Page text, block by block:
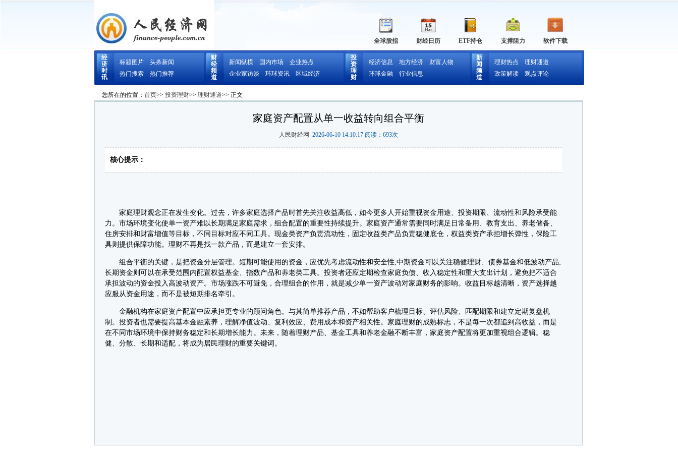
软件下载
支撑阻力
ETF持仓
财经日历
全球股指
经
济
时
讯
标题图片
头条新闻
热门搜索
热门推荐
财
经
频
道
新闻纵横 国内市场
企业热点
企业家访谈
环球资讯 区域经济
投
资
理
财
经济信息 地方经济
财富人物
环球金融
行业信息
新
闻
频
道
理财热点
理财通道
政策解读
观点评论
您所在的位置： 首页>> 投资理财>> 理财通道>> 正文
家庭资产配置从单一收益转向组合平衡
人民财经网 2026-06-10 14:10:17 阅读： 693次
核心提示：
家庭理财观念正在发生变化。过去，许多家庭选择产品时首先关注收益高低，如今更多人开始重视资金用途、投资期限、流动性和风险承受能
力。市场环境变化使单一资产难以长期满足家庭需求，组合配置的重要性持续提升。家庭资产通常需要同时满足日常备用、教育支出、养老储备、
住房安排和财富增值等目标，不同目标对应不同工具。现金类资产负责流动性，固定收益类产品负责稳健底仓，权益类资产承担增长弹性，保险工
具则提供保障功能。理财不再是找一款产品，而是建立一套安排。
组合平衡的关键，是把资金分层管理。短期可能使用的资金，应优先考虑流动性和安全性;中期资金可以关注稳健理财、债券基金和低波动产品;
长期资金则可以在承受范围内配置权益基金、指数产品和养老类工具。投资者还应定期检查家庭负债、收入稳定性和重大支出计划，避免把不适合
承担波动的资金投入高波动资产。市场涨跌不可避免，合理组合的作用，就是减少单一资产波动对家庭财务的影响。收益目标越清晰，资产选择越
应服从资金用途，而不是被短期排名牵引。
金融机构在家庭资产配置中应承担更专业的顾问角色。与其简单推荐产品，不如帮助客户梳理目标、评估风险、匹配期限和建立定期复盘机
制。投资者也需要提高基本金融素养，理解净值波动、复利效应、费用成本和资产相关性。家庭理财的成熟标志，不是每一次都追到高收益，而是
在不同市场环境中保持财务稳定和长期增长能力。未来，随着理财产品、基金工具和养老金融不断丰富，家庭资产配置将更加重视组合逻辑。稳
健、分散、长期和适配，将成为居民理财的重要关键词。